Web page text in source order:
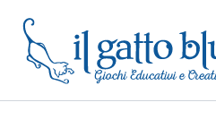
contenuto